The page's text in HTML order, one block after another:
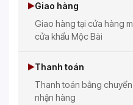
Giao hàng
Giao hàng tại cửa hàng
cửa khẩu Mộc Bài
Thanh toán
Thanh toán bằng
nhận hàng